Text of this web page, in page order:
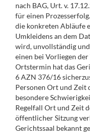
nach BAG, Urt. v.
für einen
die konkreten Abläufe
Umkleidens an dem
wird, unvollständig
einen bei Vorliegen
Ortstermin hat das
6 AZN 376/16
Personen Ort und Zeit
besondere
Regelfall Ort und Zeit
öffentlicher Sitzung
Gerichtssaal bekannt